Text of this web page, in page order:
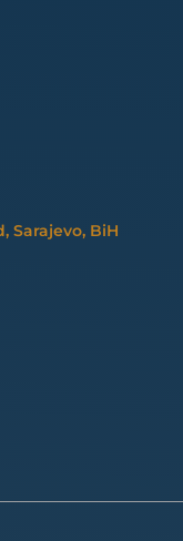
Sarajevo, BiH